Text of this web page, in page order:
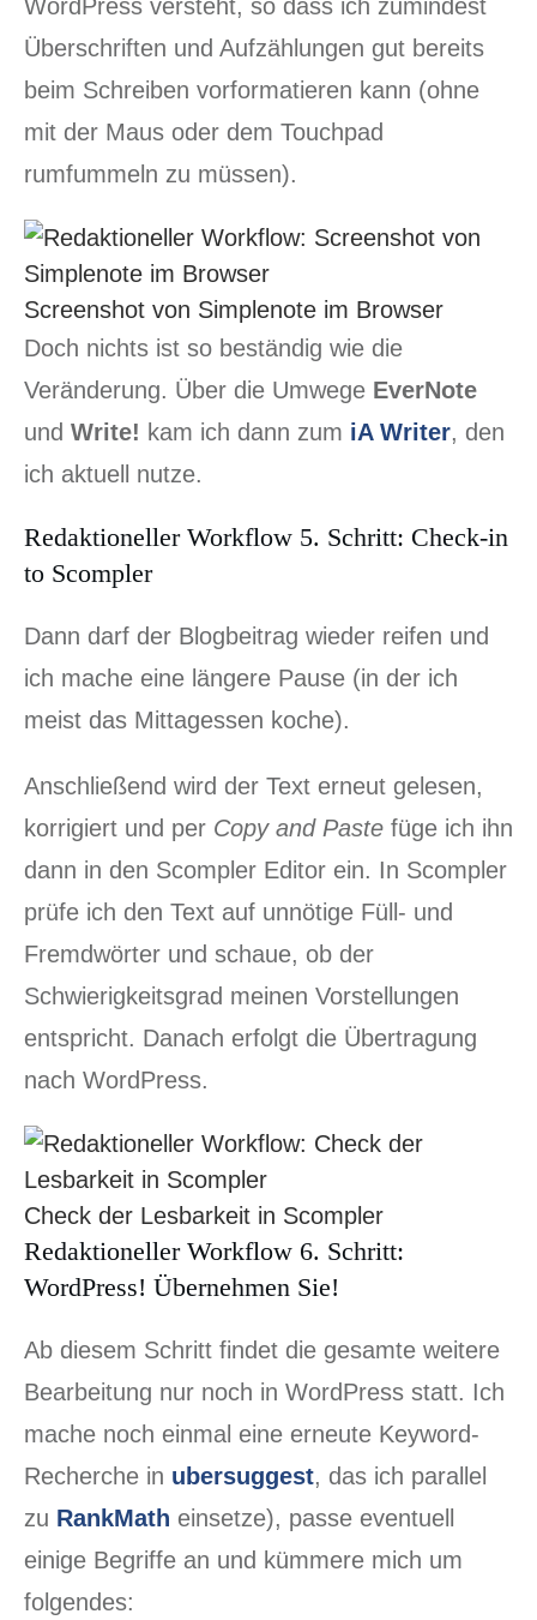
WordPress versteht, so dass ich zumindest
Überschriften und Aufzählungen gut bereits
beim Schreiben vorformatieren kann (ohne
mit der Maus oder dem Touchpad
rumfummeln zu müssen).
Screenshot von Simplenote im Browser
Doch nichts ist so beständig wie die
Veränderung. Über die Umwege EverNote
und Write! kam ich dann zum iA Writer, den
ich aktuell nutze.
Redaktioneller Workflow 5. Schritt: Check-in
to Scompler
Dann darf der Blogbeitrag wieder reifen und
ich mache eine längere Pause (in der ich
meist das Mittagessen koche).
Anschließend wird der Text erneut gelesen,
korrigiert und per Copy and Paste füge ich ihn
dann in den Scompler Editor ein. In Scompler
prüfe ich den Text auf unnötige Füll- und
Fremdwörter und schaue, ob der
Schwierigkeitsgrad meinen Vorstellungen
entspricht. Danach erfolgt die Übertragung
nach WordPress.
Check der Lesbarkeit in Scompler
Redaktioneller Workflow 6. Schritt:
WordPress! Übernehmen Sie!
Ab diesem Schritt findet die gesamte weitere
Bearbeitung nur noch in WordPress statt. Ich
mache noch einmal eine erneute Keyword-
Recherche in ubersuggest, das ich parallel
zu RankMath einsetze), passe eventuell
einige Begriffe an und kümmere mich um
folgendes: